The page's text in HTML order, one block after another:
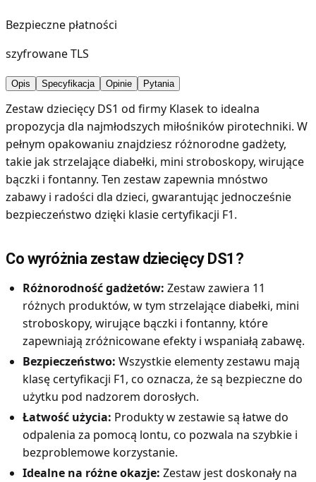
Bezpieczne płatności
szyfrowane TLS
Opis Specyfikacja Opinie Pytania
Zestaw dziecięcy DS1 od firmy Klasek to idealna
propozycja dla najmłodszych miłośników pirotechniki. W
pełnym opakowaniu znajdziesz różnorodne gadżety,
takie jak strzelające diabełki, mini stroboskopy, wirujące
bączki i fontanny. Ten zestaw zapewnia mnóstwo
zabawy i radości dla dzieci, gwarantując jednocześnie
bezpieczeństwo dzięki klasie certyfikacji F1.
Co wyróżnia zestaw dziecięcy DS1?
Różnorodność gadżetów: Zestaw zawiera 11
różnych produktów, w tym strzelające diabełki, mini
stroboskopy, wirujące bączki i fontanny, które
zapewniają zróżnicowane efekty i wspaniałą zabawę.
Bezpieczeństwo: Wszystkie elementy zestawu mają
klasę certyfikacji F1, co oznacza, że są bezpieczne do
użytku pod nadzorem dorosłych.
Łatwość użycia: Produkty w zestawie są łatwe do
odpalenia za pomocą lontu, co pozwala na szybkie i
bezproblemowe korzystanie.
Idealne na różne okazje: Zestaw jest doskonały na